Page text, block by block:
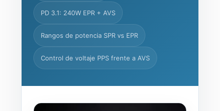
PD 3.1: 240W EPR + AVS
Rangos de potencia SPR vs EPR
Control de voltaje PPS frente a AVS